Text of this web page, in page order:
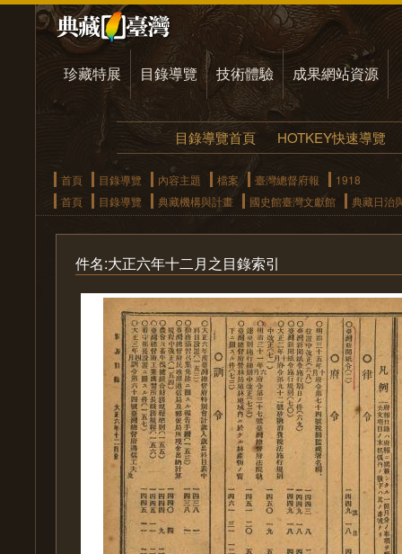
珍藏特展 目錄導覽 技術體驗 成果網站資源
目錄導覽首頁 HOTKEY快速導覽
首頁 目錄導覽 內容主題 檔案 臺灣總督府報
1918
首頁
目錄導覽 典藏機構與計畫 國史館臺灣文獻館 典藏日治
件名:大正六年十二月之目錄索引